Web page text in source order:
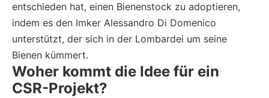
entschieden hat, einen Bienenstock zu adoptieren,
indem es den Imker Alessandro Di Domenico
unterstützt, der sich in der Lombardei um seine
Bienen kümmert.
Woher kommt die Idee für ein
CSR-Projekt?